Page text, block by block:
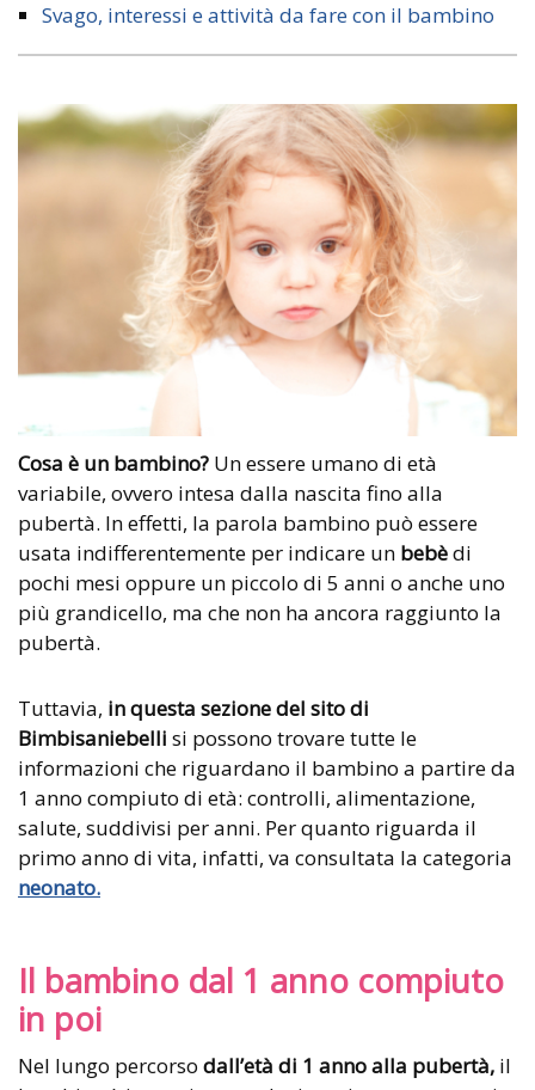
Svago, interessi e attività da fare con il bambino
Cosa è un bambino? Un essere umano di età
variabile, ovvero intesa dalla nascita fino alla
pubertà. In effetti, la parola bambino può essere
usata indifferentemente per indicare un bebèdi
pochi mesi oppure un piccolo di 5 anni o anche uno
più grandicello, ma che non ha ancora raggiunto la
pubertà.
Tuttavia, in questa sezione del sito di
Bimbisaniebelli si possono trovare tutte le
informazioni che riguardano il bambino a partire da
1 anno compiuto di età: controlli, alimentazione,
salute, suddivisi per anni. Per quanto riguarda il
primo anno di vita, infatti, va consultata la categoria
neonato.
Il bambino dal 1 anno compiuto
in poi
Nel lungo percorso dall’età di 1 anno alla pubertà, il